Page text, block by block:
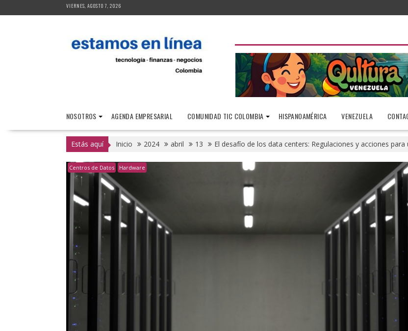
al
VIERNES, AGOSTO 7, 2026
NOSOTROS AGENDA EMPRESARIAL COMUNIDAD TIC COLOMBIA HISPANOAMÉRICA VENEZUELA
Estás aquí Inicio 2024 abril 13 El desafío de los data centers: Regulaciones y acciones
Centros de Datos Hardware